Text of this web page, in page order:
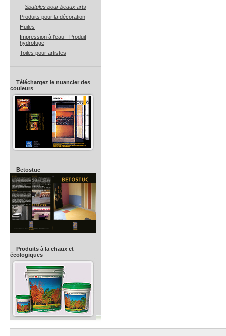
Spatules pour beaux arts
Produits pour la décoration
Huiles
Impression à l’eau - Produit
hydrofuge
Toiles pour artistes
Téléchargez le nuancier des
couleurs
Betostuc
Produits à la chaux et
écologiques